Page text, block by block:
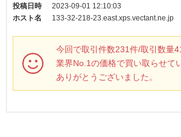
投稿日時
2023-09-01 12:10:03
ホスト名
133-32-218-23.east.xps.vectant.ne.jp
今回で取引件数231件/取引数量
業界No.1の価格で買い取らせて
ありがとうございました。